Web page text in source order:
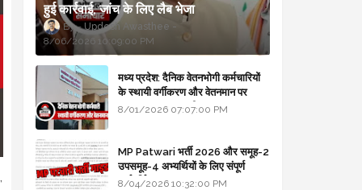
हुई कार्रवाई, जांच के लिए लैब भेजा
Updesh Awasthee
8/06/2026 10:09:00 PM
मध्य प्रदेश: दैनिक वेतनभोगी कर्मचारियों
के स्थायी वर्गीकरण और वेतनमान पर
सरकार का बड़ा स्पष्टीकरण
8/01/2026 07:07:00 PM
MP Patwari भर्ती 2026 और समूह-2
उपसमूह-4 अभ्यर्थियों के लिए संपूर्ण
मार्गदर्शिका
8/04/2026 10:32:00 PM